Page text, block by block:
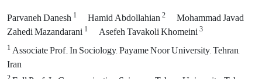
Parvaneh Danesh1 Hamid Abdollahian2
Mohammad Javad
Zahedi Mazandarani1 Asefeh Tavakoli Khomeini3
1Associate Prof. In Sociology, Payame Noor University, Tehran,
Iran